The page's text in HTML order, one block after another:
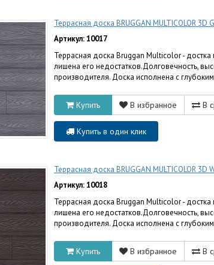
Террасная доска BRUGGAN MULTICOLOR 3D
Артикул: 10017
Террасная доска Bruggan Multicolor -
лишена его недостатков.Долговечность,
производителя. Доска исполнена с
Купить В избранное В
Купить в один клик
Террасная доска BRUGGAN MULTICOLOR 3D
Артикул: 10018
Террасная доска Bruggan Multicolor -
лишена его недостатков.Долговечность,
производителя. Доска исполнена с
Купить В избранное В